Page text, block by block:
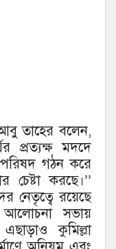
তাহের বলেন,
প্রত্যক্ষ মদদে
গঠন করে
চেষ্টা করছে।’’
নেতৃত্বে রয়েছে
আলোচনা সভায়
কুমিল্লা